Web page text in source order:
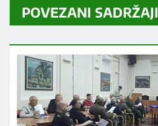
POVEZANI SADRŽAJI